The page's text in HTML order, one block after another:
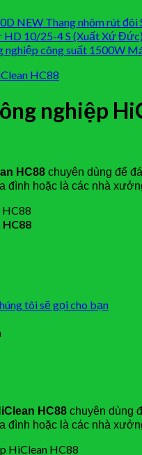
Thang nhôm rút
nghiệp
HC88 chuyên dùng để
đình hoặc là các nhà
HC88
tôi sẽ gọi cho bạn
HC88 chuyên dùng
đình hoặc là các nhà